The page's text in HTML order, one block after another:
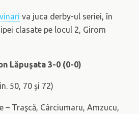
va juca derby-ul seriei, în
clasate pe locul 2, Girom
Lăpuşata 3-0 (0-0)
50, 70 şi 72)
– Traşcă, Cârciumaru, Amzucu,